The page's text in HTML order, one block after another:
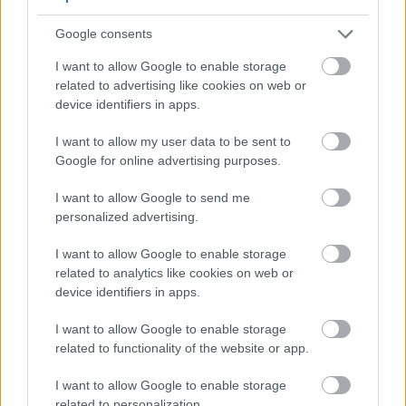
Google consents
I want to allow Google to enable storage
related to advertising like cookies on web or
device identifiers in apps.
I want to allow my user data to be sent to
Google for online advertising purposes.
I want to allow Google to send me
personalized advertising.
I want to allow Google to enable storage
related to analytics like cookies on web or
device identifiers in apps.
I want to allow Google to enable storage
related to functionality of the website or app.
I want to allow Google to enable storage
Các nguồn protein hoàn chỉnh như thịt, trứng và sữa
rất có lợi. Chúng cung cấp BCAA và tất cả các axit
một số nguồn BCAA hàng đầu trong chế độ ăn uống:
ức gà
Cá
Trứng
Sữa
Protein váng sữa
Ngoài ra còn có các lựa chọn BCAA có nguồn gốc
thực vật:
Đậu gà
Hạt diêm mạch
Gạo lứt